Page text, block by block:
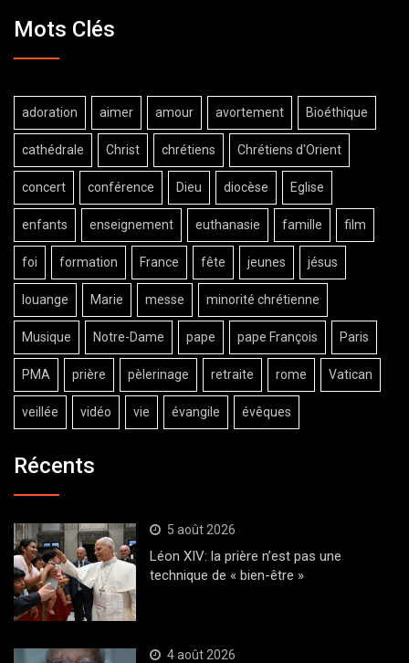
Mots Clés
adoration aimer amour avortement Bioéthique
cathédrale Christ chrétiens Chrétiens d'Orient
concert conférence Dieu diocèse Eglise
enfants enseignement euthanasie famille film
foi formation France fête jeunes jésus
louange Marie messe minorité chrétienne
Musique Notre-Dame pape pape François Paris
PMA prière pèlerinage retraite rome Vatican
veillée vidéo vie évangile évêques
Récents
5 août 2026
Léon XIV: la prière n’est pas une
technique de « bien-être »
4 août 2026